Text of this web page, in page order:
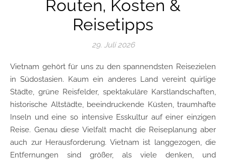
Routen, Kosten &
Reisetipps
29. Juli 2026
Vietnam gehört für uns zu den spannendsten Reisezielen
in Südostasien. Kaum ein anderes Land vereint quirlige
Städte, grüne Reisfelder, spektakuläre Karstlandschaften,
historische Altstädte, beeindruckende Küsten, traumhafte
Inseln und eine so intensive Esskultur auf einer einzigen
Reise. Genau diese Vielfalt macht die Reiseplanung aber
auch zur Herausforderung. Vietnam ist langgezogen, die
Entfernungen sind größer, als viele denken, und